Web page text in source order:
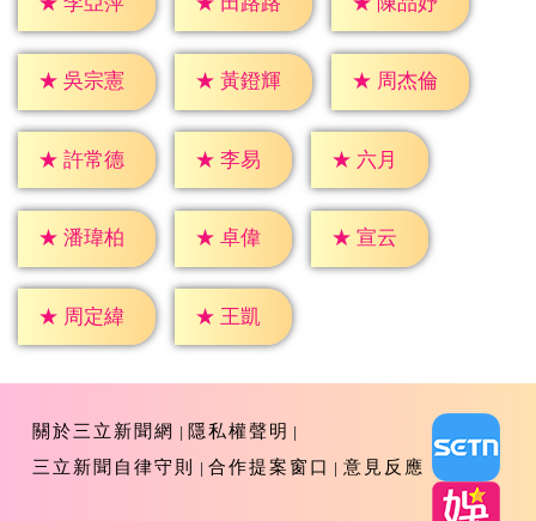
★ 吳宗憲 ★ 黃鐙輝 ★ 周杰倫
★ 許常德 ★ 李易 ★ 六月
★ 潘瑋柏 ★ 卓偉 ★ 宣云
★ 周定緯 ★ 王凱
關於三立新聞網
隱私權聲明
三立新聞自律守則
合作提案窗口 意見反應